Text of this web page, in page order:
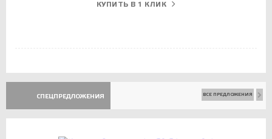
КУПИТЬ В 1 КЛИК
СПЕЦПРЕДЛОЖЕНИЯ ВСЕ ПРЕДЛОЖЕНИЯ